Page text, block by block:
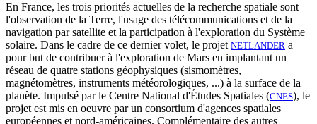
En France, les trois priorités actuelles de la recherche spatiale sont
l'observation de la Terre, l'usage des télécommunications et de la
navigation par satellite et la participation à l'exploration du Système
solaire. Dans le cadre de ce dernier volet, le projet NETLANDER a
pour but de contribuer à l'exploration de Mars en implantant un
réseau de quatre stations géophysiques (sismomètres,
magnétomètres, instruments météorologiques, ...) à la surface de la
planète. Impulsé par le Centre National d'Études Spatiales (CNES), le
projet est mis en oeuvre par un consortium d'agences spatiales
européennes et nord-américaines. Complémentaire des autres